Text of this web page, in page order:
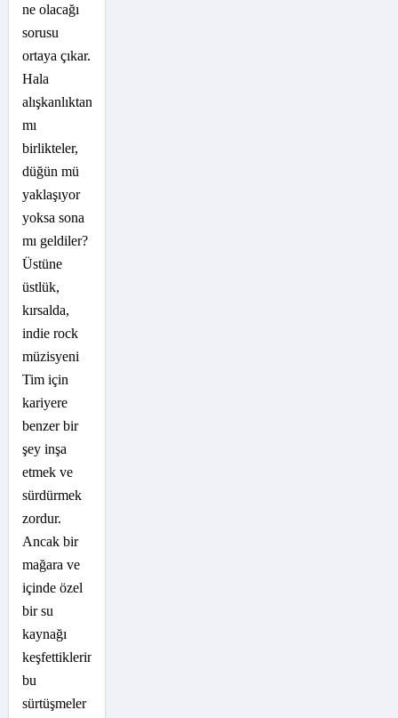
ne olacağı
sorusu
ortaya çıkar.
Hala
alışkanlıktan
mı
birlikteler,
düğün mü
yaklaşıyor
yoksa sona
mı geldiler?
Üstüne
üstlük,
kırsalda,
indie rock
müzisyeni
Tim için
kariyere
benzer bir
şey inşa
etmek ve
sürdürmek
zordur.
Ancak bir
mağara ve
içinde özel
bir su
kaynağı
keşfettiklerinde
bu
sürtüşmeler